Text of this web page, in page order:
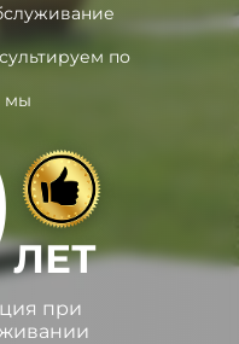
по
мы
ЛЕТ
при